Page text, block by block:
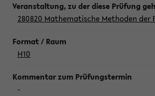
280820 Mathematische Methoden der
H10
-